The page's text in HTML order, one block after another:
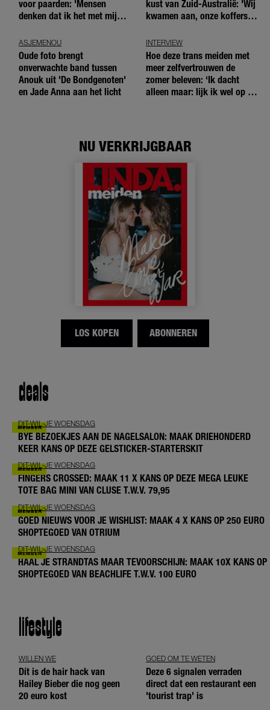
voor paarden: 'Mensen
denken dat ik het met mijn
kust van Zuid-Australië: 'Wij
kwamen aan, onze koffers
ASJEMENOU
Oude foto brengt
onverwachte band tussen
Anouk uit 'De Bondgenoten'
en Jade Anna aan het licht
INTERVIEW
Hoe deze trans meiden met
meer zelfvertrouwen de
zomer beleven: ‘Ik dacht
alleen maar: lijk ik wel op de
NU VERKRIJGBAAR
LOS KOPEN ABONNEREN
deals
DIT-WIL-JE WOENSDAG
BYE BEZOEKJES AAN DE NAGELSALON: MAAK DRIEHONDERD
KEER KANS OP DEZE GELSTICKER-STARTERSKIT
DIT-WIL-JE WOENSDAG
FINGERS CROSSED: MAAK 11 X KANS OP DEZE MEGA LEUKE
TOTE BAG MINI VAN CLUSE T.W.V. 79,95
DIT-WIL-JE WOENSDAG
GOED NIEUWS VOOR JE WISHLIST: MAAK 4 X KANS OP 250 EURO
SHOPTEGOED VAN OTRIUM
DIT-WIL-JE WOENSDAG
HAAL JE STRANDTAS MAAR TEVOORSCHIJN: MAAK 10X KANS OP
SHOPTEGOED VAN BEACHLIFE T.W.V. 100 EURO
lifestyle
WILLEN WE
Dít is de hair hack van
Hailey Bieber die nog geen
20 euro kost
GOED OM TE WETEN
Deze 6 signalen verraden
direct dat een restaurant een
'tourist trap' is